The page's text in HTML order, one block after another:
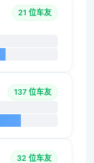
21 位车友
137 位车友
32 位车友